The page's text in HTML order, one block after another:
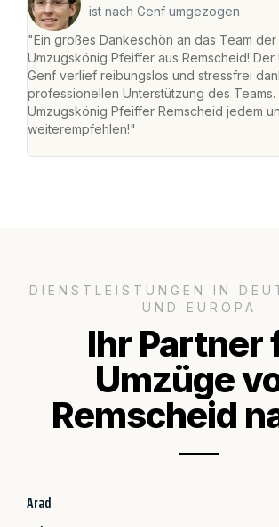
ist nach Genf umgezogen
"Ein großes Dankeschön an das Team der
Umzugskönig Pfeiffer aus Remscheid! Der
Genf verlief reibungslos und stressfrei
professionellen Unterstützung des Teams.
Umzugskönig Pfeiffer Remscheid jedem
weiterempfehlen!"
DIENSTLEISTUNGEN IN
UND EUROPA
Ihr Partner
Umzüge
Remscheid
Arad